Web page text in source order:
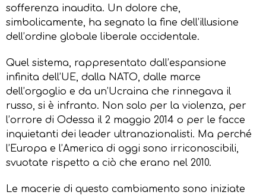
sofferenza inaudita. Un dolore che,
simbolicamente, ha segnato la fine dell’illusione
dell’ordine globale liberale occidentale.
Quel sistema, rappresentato dall’espansione
infinita dell’UE, dalla NATO, dalle marce
dell’orgoglio e da un’Ucraina che rinnegava il
russo, si è infranto. Non solo per la violenza, per
l’orrore di Odessa il 2 maggio 2014 o per le facce
inquietanti dei leader ultranazionalisti. Ma perché
l’Europa e l’America di oggi sono irriconoscibili,
svuotate rispetto a ciò che erano nel 2010.
Le macerie di questo cambiamento sono iniziate